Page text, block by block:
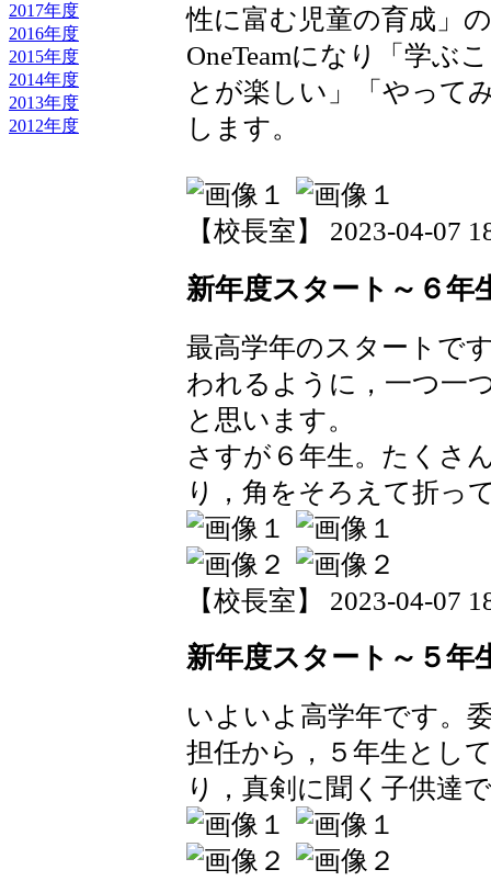
2017年度
2016年度
2015年度
2014年度
2013年度
2012年度
性に富む児童の育成」
OneTeamになり「学ぶ
とが楽しい」「やって
します。
【校長室】 2023-04-07
新年度スタート～６年
最高学年のスタートで
われるように，一つ一
と思います。
さすが６年生。たくさ
り，角をそろえて折っ
【校長室】 2023-04-07
新年度スタート～５年
いよいよ高学年です。
担任から，５年生とし
り，真剣に聞く子供達